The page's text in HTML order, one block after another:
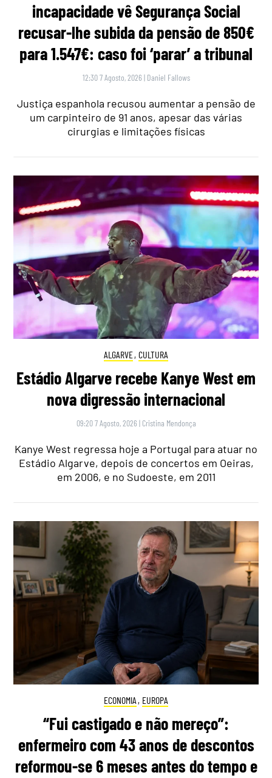
incapacidade vê Segurança Social
recusar-lhe subida da pensão de 850€
para 1.547€: caso foi ‘parar’ a tribunal
12:30 7 Agosto, 2026 | Daniel Fallows
Justiça espanhola recusou aumentar a pensão de
um carpinteiro de 91 anos, apesar das várias
cirurgias e limitações físicas
ALGARVE, CULTURA
Estádio Algarve recebe Kanye West em
nova digressão internacional
09:20 7 Agosto, 2026 | Cristina Mendonça
Kanye West regressa hoje a Portugal para atuar no
Estádio Algarve, depois de concertos em Oeiras,
em 2006, e no Sudoeste, em 2011
ECONOMIA , EUROPA
“Fui castigado e não mereço”:
enfermeiro com 43 anos de descontos
reformou-se 6 meses antes do tempo e